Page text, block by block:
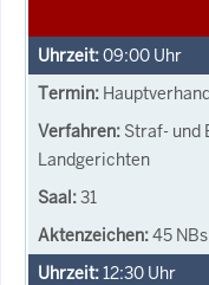
09:00 Uhr
Straf- und
Landgerichten
31
45
12:30 Uhr